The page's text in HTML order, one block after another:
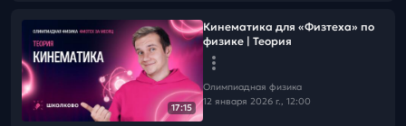
17:15
Кинематика для «Физтеха» по
физике | Теория
Олимпиадная физика
12 января 2026 г., 12:00